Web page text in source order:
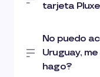
tarjeta
No puedo
Uruguay,
hago?